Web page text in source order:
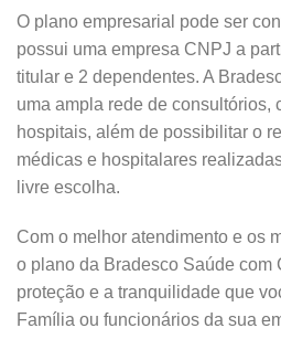
O plano empresarial pode ser
possui uma empresa CNPJ a
titular e 2 dependentes. A
uma ampla rede de consultórios,
hospitais, além de possibilitar o
médicas e hospitalares
livre escolha.
Com o melhor atendimento e os
o plano da Bradesco Saúde com
proteção e a tranquilidade que
Família ou funcionários da sua